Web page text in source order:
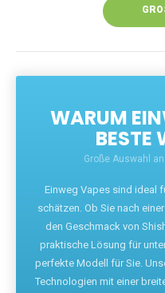
WARUM
BESTE
Große Auswahl
Einweg Vapes sind ideal
schätzen. Ob Sie nach
den Geschmack von
praktische Lösung für
perfekte Modell für Sie.
Technologien mit einer